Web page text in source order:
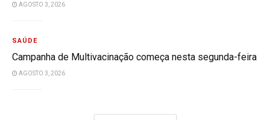
AGOSTO 3, 2026
SAÚDE
Campanha de Multivacinação começa nesta segunda-feira
AGOSTO 3, 2026